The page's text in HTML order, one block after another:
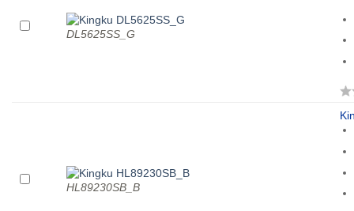
DL5625SS_G
HL89230SB_B